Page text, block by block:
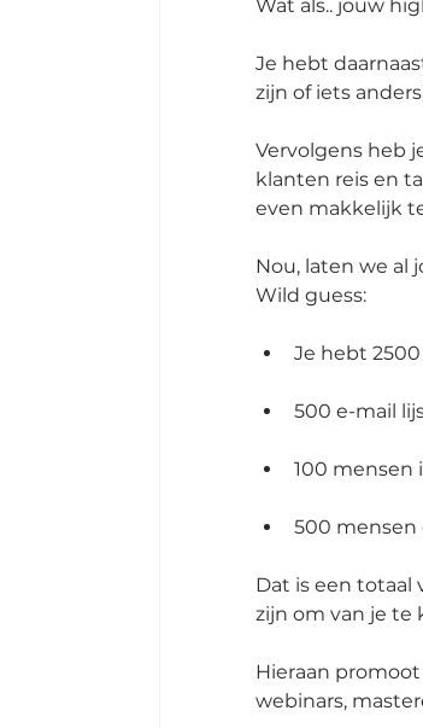
Wat als.. jouw
Je hebt
zijn of iets
Vervolgens heb
klanten reis en
even makkelijk
Nou, laten we al
Wild guess:
Je hebt
500 e-mail
100 mensen
500 mensen
Dat is een totaal
zijn om van je te
Hieraan
webinars,